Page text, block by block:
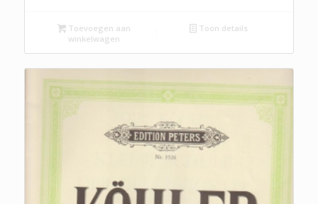
Toevoegen aan
winkelwagen
Toon details